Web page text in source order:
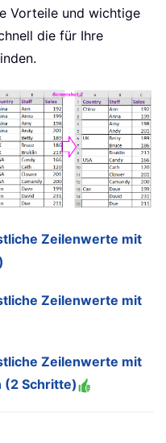
Vorteile und wichtige
die für Ihre
Zeilenwerte mit
Zeilenwerte mit
Zeilenwerte mit
(2 Schritte)